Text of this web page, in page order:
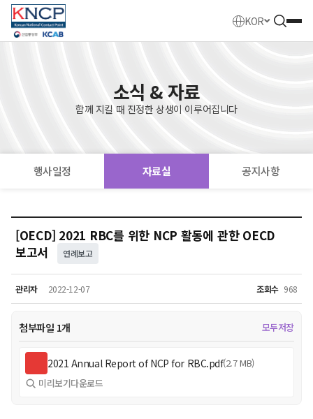
KOR
소식 & 자료
함께 지킬 때 진정한 상생이 이루어집니다
행사일정 자료실 공지사항
자료실
[OECD] 2021 RBC를 위한 NCP 활동에 관한 OECD
보고서
연례보고
관리자 2022-12-07 조회수 968
첨부파일 1개 모두저장
2021 Annual Report of NCP for RBC.pdf(2.7 MB)
미리보기다운로드